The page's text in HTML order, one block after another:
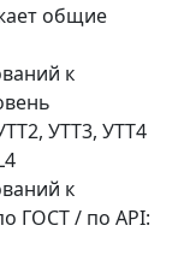
общие
к
УТТ3, УТТ4
к
ГОСТ / по API: